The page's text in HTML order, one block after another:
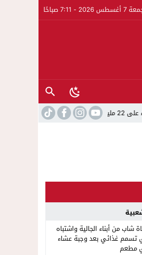
2026 - 7:11 صباحًا
22:45 جمعية الجالية للنقل الدولي
شاب من أبناء الجالية واشتباه
تسمم غذائي بعد وجبة عشاء
مطعم